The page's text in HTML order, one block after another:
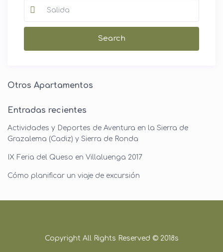
Otros Apartamentos
Entradas recientes
Actividades y Deportes de Aventura en la Sierra de
Grazalema (Cadiz) y Sierra de Ronda
IX Feria del Queso en Villaluenga 2017
Cómo planificar un viaje de excursión
Copyright All Rights Reserved © 2018s